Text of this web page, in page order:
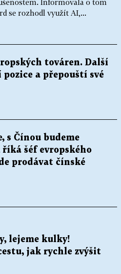
Informovala o tom
se rozhodl využít AI,...
továren. Další
a přepouští své
s Čínou budeme
říká šéf evropského
prodávat čínské
lejeme kulky!
jak rychle zvýšit